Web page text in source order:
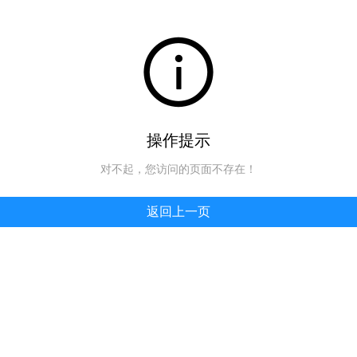
操作提示
对不起，您访问的页面不存在！
返回上一页